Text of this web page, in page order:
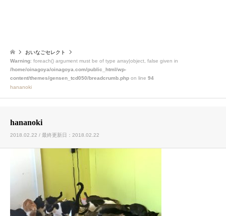
おいなごセレクト
Warning: foreach() argument must be of type array|object, false given in
/home/oinagoya/oinagoya.com/public_html/wp-
content/themes/gensen_tcd050/breadcrumb.php on line 94
hananoki
hananoki
2018.02.22 / 最終更新日：2018.02.22